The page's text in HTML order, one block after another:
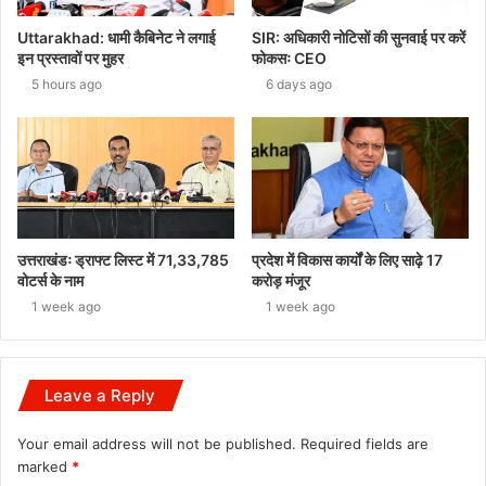
Uttarakhad: धामी कैबिनेट ने लगाई
इन प्रस्तावों पर मुहर
5 hours ago
SIR: अधिकारी नोटिसों की सुनवाई पर करें
फोकसः CEO
6 days ago
उत्तराखंडः ड्राफ्ट लिस्ट में 71,33,785
वोटर्स के नाम
1 week ago
प्रदेश में विकास कार्यों के लिए साढ़े 17
करोड़ मंजूर
1 week ago
Leave a Reply
Your email address will not be published. Required fields are
marked *